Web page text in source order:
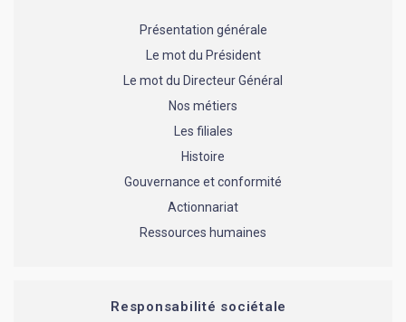
Présentation générale
Le mot du Président
Le mot du Directeur Général
Nos métiers
Les filiales
Histoire
Gouvernance et conformité
Actionnariat
Ressources humaines
Responsabilité sociétale